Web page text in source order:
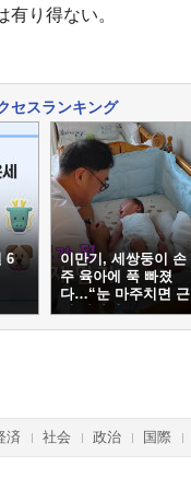
有り得ない。
セスランキング
6
이만기, 세쌍둥이 손
주 육아에 푹 빠졌
다…“눈 마주치면 근
심 사라져”
済 社会 政治 国際